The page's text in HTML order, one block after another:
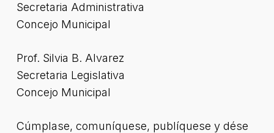
Secretaria Administrativa
Concejo Municipal
Prof. Silvia B. Alvarez
Secretaria Legislativa
Concejo Municipal
Cúmplase, comuníquese, publíquese y dése